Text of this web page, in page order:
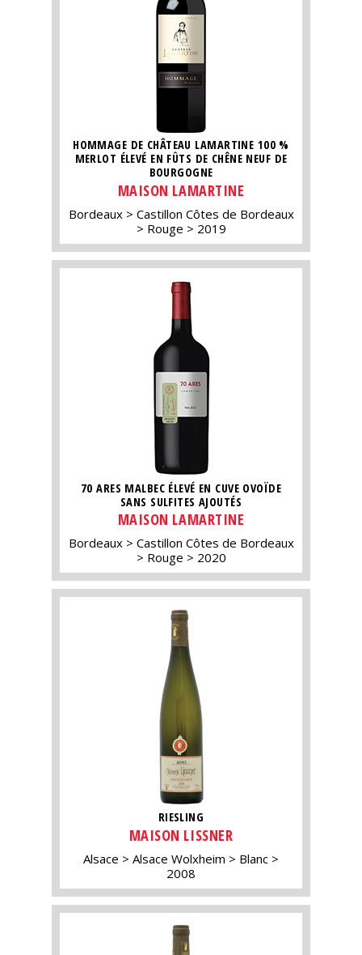
HOMMAGE DE CHÂTEAU LAMARTINE 100 %
MERLOT ÉLEVÉ EN FÛTS DE CHÊNE NEUF DE
BOURGOGNE
MAISON LAMARTINE
Bordeaux
Castillon Côtes de Bordeaux
Rouge
2019
70 ARES MALBEC ÉLEVÉ EN CUVE OVOÏDE
SANS SULFITES AJOUTÉS
MAISON LAMARTINE
Bordeaux
Castillon Côtes de Bordeaux
Rouge
2020
RIESLING
MAISON LISSNER
Alsace Alsace Wolxheim
Blanc
2008